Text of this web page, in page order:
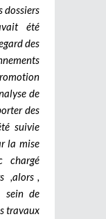
dossiers
été
des
de
des
suivie
la mise
chargé
,alors ,
sein de
travaux